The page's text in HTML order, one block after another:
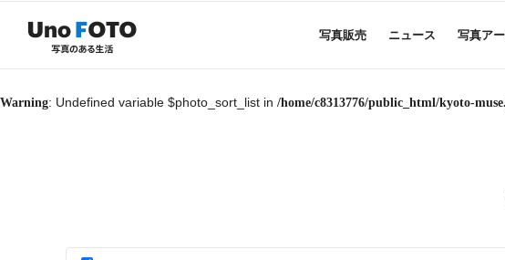
写真販売 ニュース 写真ア
Warning: Undefined variable $photo_sort_list in /home/c8313776/public_html/kyoto-